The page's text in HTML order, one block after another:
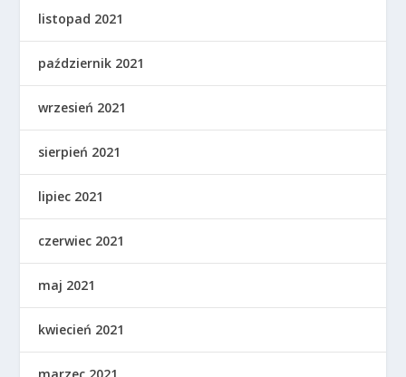
listopad 2021
październik 2021
wrzesień 2021
sierpień 2021
lipiec 2021
czerwiec 2021
maj 2021
kwiecień 2021
marzec 2021